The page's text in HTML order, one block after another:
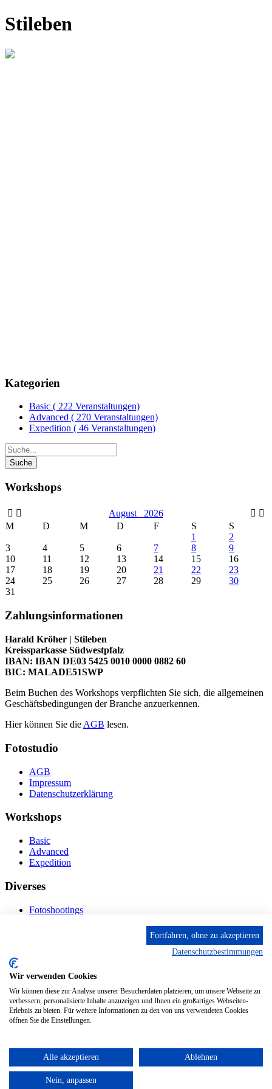
Stileben
Kategorien
Basic ( 222 Veranstaltungen)
Advanced ( 270 Veranstaltungen)
Expedition ( 46 Veranstaltungen)
Workshops
August 2026
M
D M D F S
S
1
2
3
4 5 6 7 8
9
10
11 12 13 14 15
16
17
18 19 20 21 22
23
24
25 26 27 28 29
30
31
Zahlungsinformationen
Harald Kröher | Stileben
Kreissparkasse Südwestpfalz
IBAN: IBAN DE03 5425 0010 0000 0882 60
BIC: MALADE51SWP
Beim Buchen des Workshops verpflichten Sie sich, die allgemeinen
Geschäftsbedingungen der Branche anzuerkennen.
Hier können Sie die AGB lesen.
Fotostudio
AGB
Impressum
Datenschutzerklärung
Workshops
Basic
Advanced
Expedition
Diverses
Fotoshootings
Kontakt
Fröhnstr. 4-8, 66954 Pirmasens
Diese E-Mail-Adresse ist vor Spambots geschützt! Zur
Anzeige muss JavaScript eingeschaltet sein.
Mobil: + 49 (0) 176/84 62 18 86
© 2024 Stileben. Alle Rechte reserviert
Fortfahren, ohne zu akzeptieren
Datenschutzbestimmungen
Wir verwenden Cookies
Wir können diese zur Analyse unserer Besucherdaten platzieren, um unsere Webseite zu
verbessern, personalisierte Inhalte anzuzeigen und Ihnen ein großartiges Webseiten-
Erlebnis zu bieten. Für weitere Informationen zu den von uns verwendeten Cookies
öffnen Sie die Einstellungen.
Alle akzeptieren Ablehnen
Nein, anpassen